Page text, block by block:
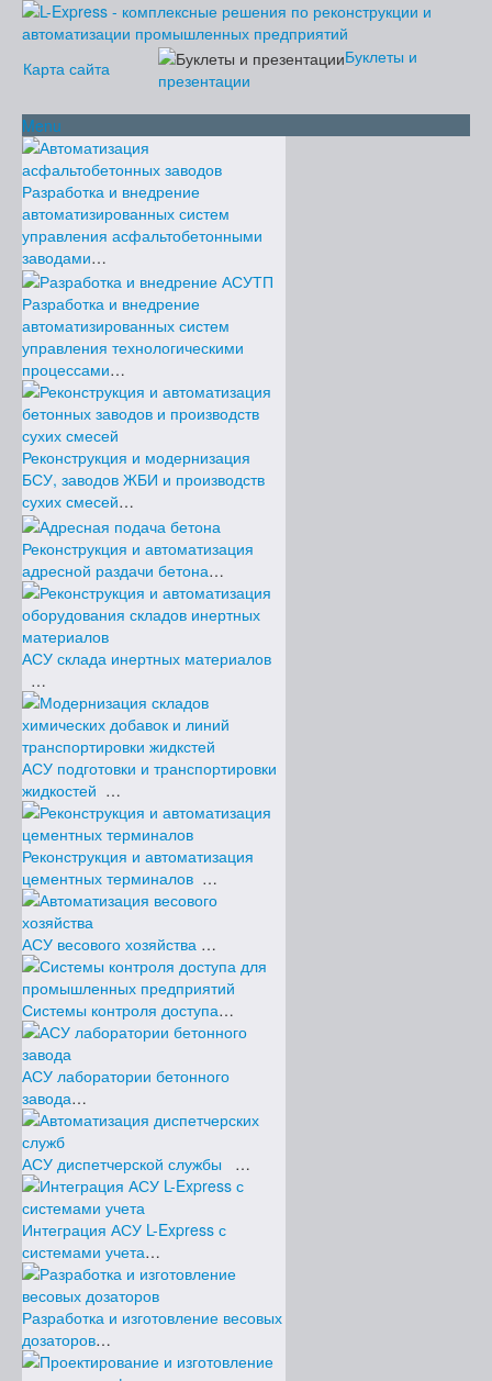
Карта сайта
Буклеты и
презентации
Menu
О компании
История проекта L-Express
Наши контакты
2023
2022
2021
2020
2019
2018
2017
2016
2015
2014
2013
2012
2011
Архив новостей (2003-2010)
Бетонные заводы и АБЗ
Производства строительных смесей
Агропромышленный комплекс
Цементные заводы и терминалы
Прочие предприятия
промышленности строительных
материалов
Системы контроля доступа
Проекты в разработке
Оборудование
Разработка и внедрение
автоматизированных систем
управления асфальтобетонными
заводами…
Разработка и внедрение
автоматизированных систем
управления технологическими
процессами…
Реконструкция и модернизация
БСУ, заводов ЖБИ и производств
сухих смесей…
Реконструкция и автоматизация
адресной раздачи бетона…
АСУ склада инертных материалов
…
АСУ подготовки и транспортировки
жидкостей …
Реконструкция и автоматизация
цементных терминалов …
АСУ весового хозяйства …
Системы контроля доступа…
АСУ лаборатории бетонного
завода…
АСУ диспетчерской службы …
Интеграция АСУ L-Express с
системами учета…
Разработка и изготовление весовых
дозаторов…